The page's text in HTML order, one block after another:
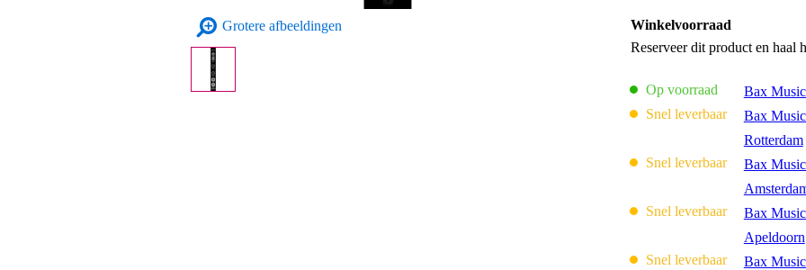
Grotere afbeeldingen
Winkelvoorraad
Reserveer dit product en haal
Op voorraad Bax
Snel leverbaar
Bax
Rotterdam
Snel leverbaar
Bax
Snel leverbaar
Bax
Apeldoorn
Snel leverbaar
Bax